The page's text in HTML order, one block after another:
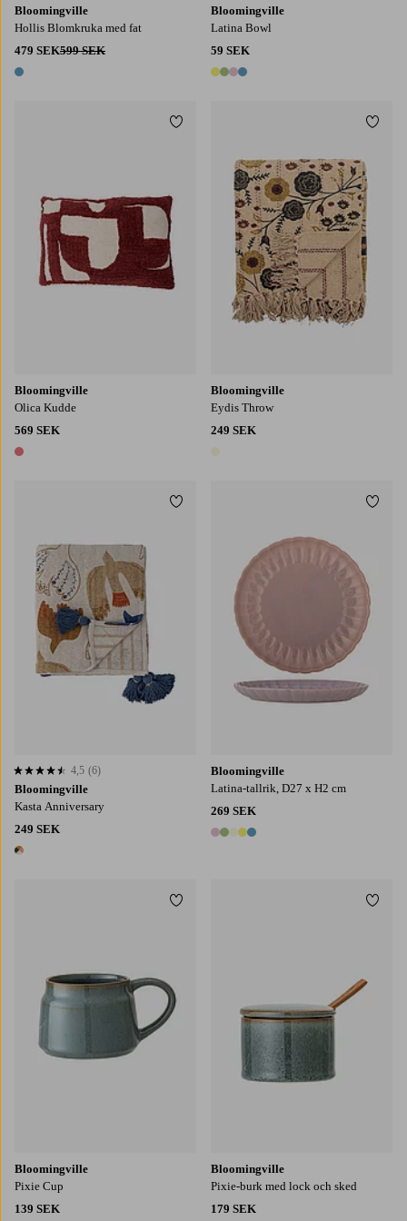
Bloomingville
Hollis Blomkruka med fat
479 SEK599 SEK
1 färg
Bloomingville
Latina Bowl
59 SEK
4 färger
Bloomingville
Olica Kudde
569 SEK
1 färg
Lägg till i favoriter
Bloomingville
Eydis Throw
249 SEK
Bloomingville
Kasta Anniversary
249 SEK
1 färg
4,5 baserat på 6 st betyg
4,5 (6)
Lägg till i favoriter
Bloomingville
Latina-tallrik, D27 x H2 cm
269 SEK
5 färger
Bloomingville
Pixie Cup
139 SEK
Lägg till i favoriter
Bloomingville
Pixie-burk med lock och sked
179 SEK